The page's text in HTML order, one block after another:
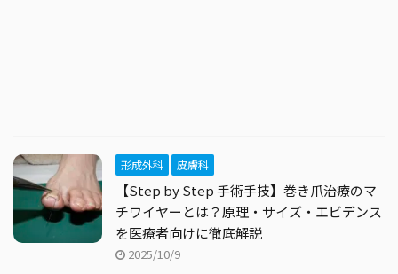
形成外科 皮膚科
【Step by Step 手術手技】巻き爪治療のマ
チワイヤーとは？原理・サイズ・エビデンス
を医療者向けに徹底解説
2025/10/9